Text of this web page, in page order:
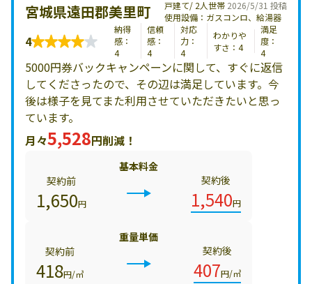
2026/5/31 投稿
宮城県遠田郡美里町
戸建て/ 2人世帯
使用設備：ガスコンロ、給湯器
4
納得
感：
4
信頼
感：
4
対応
力：
4
わかりや
すさ：4
満足
度：
4
5000円券バックキャンペーンに関して、すぐに返信
してくださったので、その辺は満足しています。今
後は様子を見てまた利用させていただきたいと思っ
ています。
月々5,528円削減！
基本料金
契約前
1,650円
契約後
1,540円
重量単価
契約前
418円/㎥
契約後
407円/㎥